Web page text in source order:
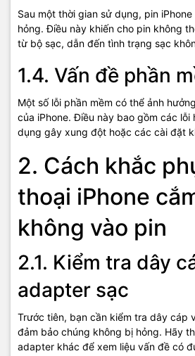
Sau một thời gian sử dụng, pin
hỏng. Điều này khiến cho pin không
từ bộ sạc, dẫn đến tình trạng sạc
1.4. Vấn đề phần
Một số lỗi phần mềm có thể ảnh
của iPhone. Điều này bao gồm các lỗi
dụng gây xung đột hoặc các cài đặt
2. Cách khắc
thoại iPhone
không vào pin
2.1. Kiểm tra dây
adapter sạc
Trước tiên, bạn cần kiểm tra dây cáp
đảm bảo chúng không bị hỏng. Hãy
adapter khác để xem liệu vấn đề có